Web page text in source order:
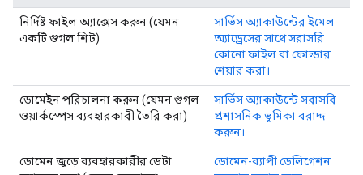
নির্দিষ্ট ফাইল অ্যাক্সেস করুন (যেমন
একটি গুগল শিট)
সার্ভিস অ্যাকাউন্টের ইমেল
অ্যাড্রেসের সাথে সরাসরি
কোনো ফাইল বা ফোল্ডার
শেয়ার করা।
ডোমেইন পরিচালনা করুন (যেমন গুগল
ওয়ার্কস্পেস ব্যবহারকারী তৈরি করা)
সার্ভিস অ্যাকাউন্টে সরাসরি
প্রশাসনিক ভূমিকা বরাদ্দ
করুন।
ডোমেন জুড়ে ব্যবহারকারীর ডেটা
ডোমেন-ব্যাপী ডেলিগেশন